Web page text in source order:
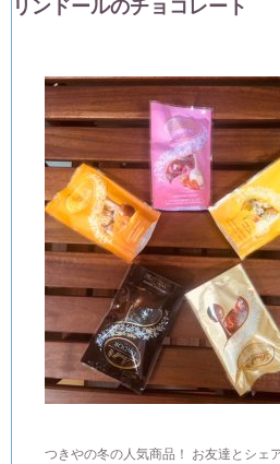
リンドールのチョコレート
つきやの冬の人気商品！ お友達とシェ